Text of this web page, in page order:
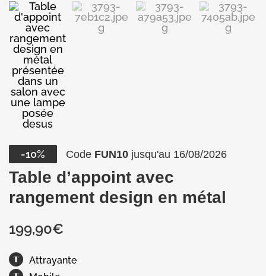
-10% Code FUN10 jusqu'au 16/08/2026
Table d’appoint avec
rangement design en métal
199,90€
Attrayante